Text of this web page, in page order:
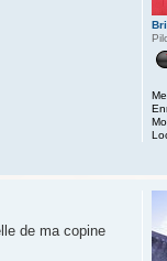
de ma copine